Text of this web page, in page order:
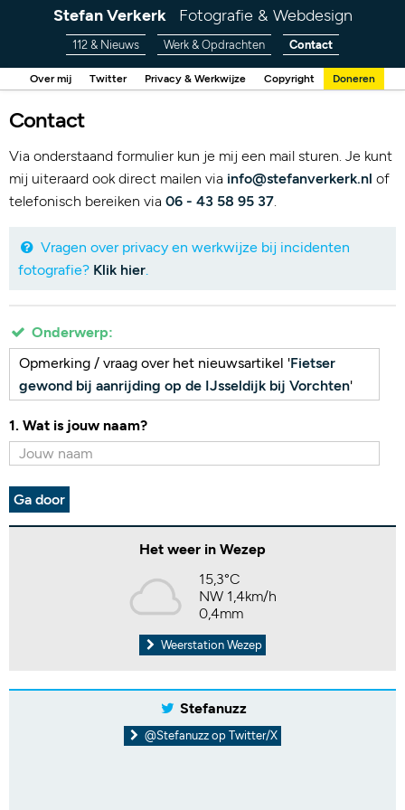
Stefan Verkerk Fotografie & Webdesign
112 & Nieuws Werk & Opdrachten Contact
Over mij Twitter Privacy & Werkwijze Copyright Doneren
Contact
Via onderstaand formulier kun je mij een mail sturen. Je kunt
mij uiteraard ook direct mailen via info@stefanverkerk.nl of
telefonisch bereiken via 06 - 43 58 95 37.
Vragen over privacy en werkwijze bij incidenten
fotografie? Klik hier.
Onderwerp:
Opmerking / vraag over het nieuwsartikel 'Fietser
gewond bij aanrijding op de IJsseldijk bij Vorchten'
1. Wat is jouw naam?
Ga door
Het weer in Wezep
15,3°C
NW 1,4km/h
0,4mm
Weerstation Wezep
Stefanuzz
@Stefanuzz op Twitter/X